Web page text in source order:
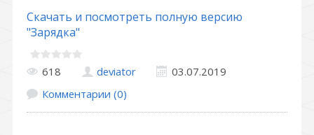
Скачать и посмотреть полную версию
"Зарядка"
618 deviator
03.07.2019
Комментарии (0)